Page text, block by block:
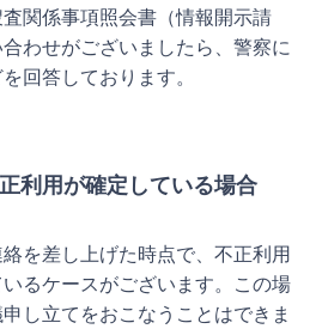
関係事項照会書（情報開示請
わせがございましたら、警察に
回答しております。
利用が確定している場合
を差し上げた時点で、不正利用
るケースがございます。この場
し立てをおこなうことはできま